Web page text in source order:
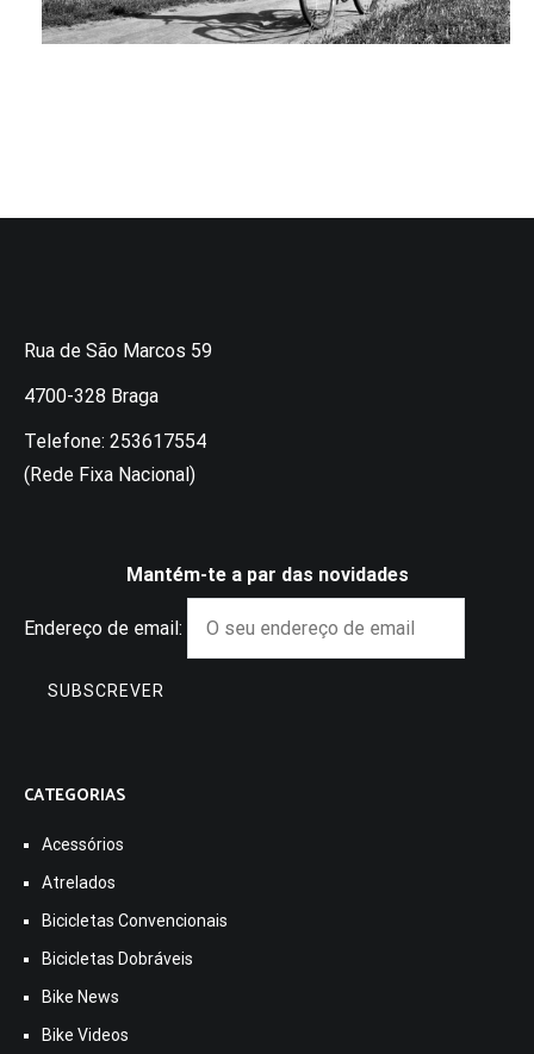
Rua de São Marcos 59
4700-328 Braga
Telefone: 253617554
(Rede Fixa Nacional)
Mantém-te a par das novidades
Endereço de email:
CATEGORIAS
Acessórios
Atrelados
Bicicletas Convencionais
Bicicletas Dobráveis
Bike News
Bike Videos